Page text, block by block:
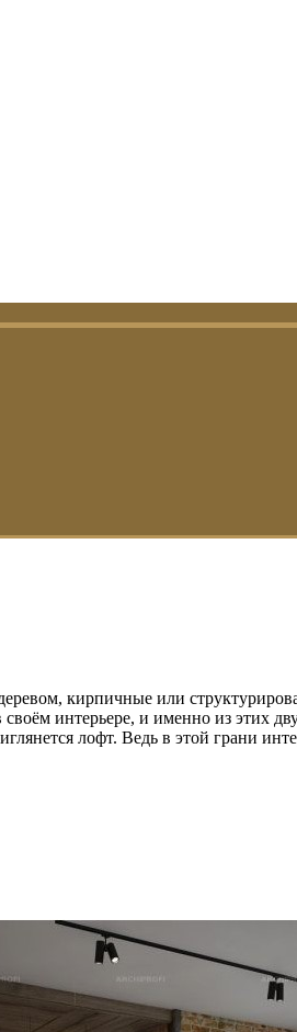
кирпичные или
интерьере, и именно из этих
лофт. Ведь в этой грани